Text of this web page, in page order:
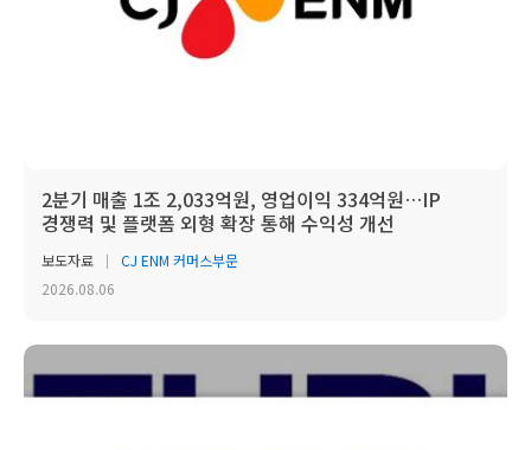
2분기 매출 1조 2,033억원, 영업이익 334억원…IP
경쟁력 및 플랫폼 외형 확장 통해 수익성 개선
보도자료
CJ ENM 커머스부문
2026.08.06